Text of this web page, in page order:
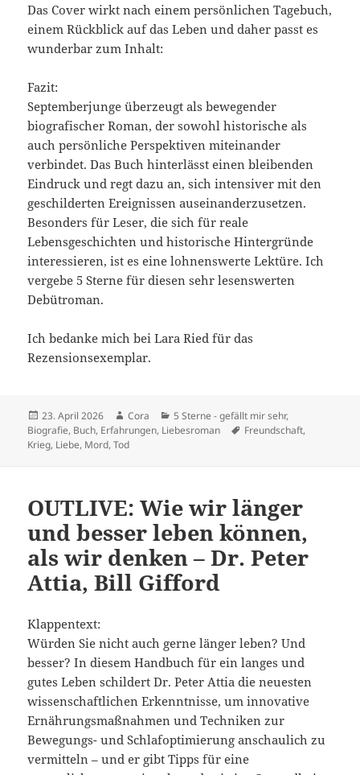
Das Cover wirkt nach einem persönlichen Tagebuch,
einem Rückblick auf das Leben und daher passt es
wunderbar zum Inhalt:
Fazit:
Septemberjunge überzeugt als bewegender
biografischer Roman, der sowohl historische als
auch persönliche Perspektiven miteinander
verbindet. Das Buch hinterlässt einen bleibenden
Eindruck und regt dazu an, sich intensiver mit den
geschilderten Ereignissen auseinanderzusetzen.
Besonders für Leser, die sich für reale
Lebensgeschichten und historische Hintergründe
interessieren, ist es eine lohnenswerte Lektüre. Ich
vergebe 5 Sterne für diesen sehr lesenswerten
Debütroman.
Ich bedanke mich bei Lara Ried für das
Rezensionsexemplar.
Veröffentlicht
am
23. April 2026 Autor
Cora Kategorien
5 Sterne - gefällt mir sehr,
Biografie, Buch, Erfahrungen, Liebesroman Schlagwörter
Freundschaft,
Krieg, Liebe, Mord,Tod
OUTLIVE: Wie wir länger
und besser leben können,
als wir denken – Dr. Peter
Attia, Bill Gifford
Klappentext:
Würden Sie nicht auch gerne länger leben? Und
besser? In diesem Handbuch für ein langes und
gutes Leben schildert Dr. Peter Attia die neuesten
wissenschaftlichen Erkenntnisse, um innovative
Ernährungsmaßnahmen und Techniken zur
Bewegungs- und Schlafoptimierung anschaulich zu
vermitteln – und er gibt Tipps für eine